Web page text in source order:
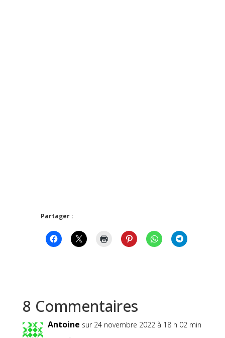
Partager :
8 Commentaires
Antoine sur 24 novembre 2022 à 18 h 02 min